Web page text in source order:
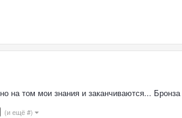
на том мои знания и заканчиваются...
(и ещё #)